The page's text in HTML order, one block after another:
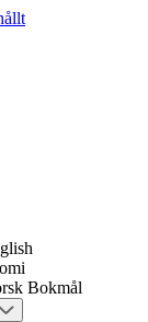
Bokmål